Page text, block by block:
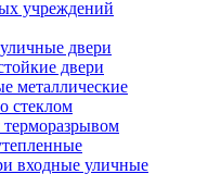
учреждений
двери
двери
металлические
стеклом
входные уличные